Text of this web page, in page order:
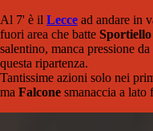
Al 7' è il Lecce ad andare in
fuori area che batte Sportiello
salentino, manca pressione da
questa ripartenza.
Tantissime azioni solo nei
ma Falcone smanaccia a lato